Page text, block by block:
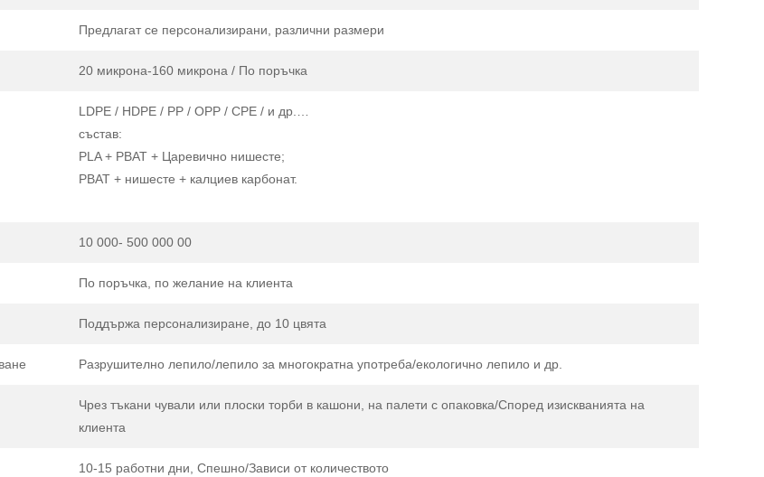
Предлагат се персонализирани, различни размери
20 микрона-160 микрона / По поръчка
LDPE / HDPE / PP / OPP / CPE / и др.…
състав:
PLA + PBAT + Царевично нишесте;
PBAT + нишесте + калциев карбонат.
10 000- 500 000 00
По поръчка, по желание на клиента
Поддържа персонализиране, до 10 цвята
Разрушително лепило/лепило за многократна употреба/екологично лепило и др.
Чрез тъкани чували или плоски торби в кашони, на палети с опаковка/Според изискванията на
клиента
10-15 работни дни, Спешно/Зависи от количеството